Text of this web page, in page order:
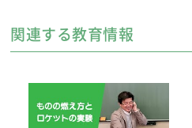
関連する教育情報